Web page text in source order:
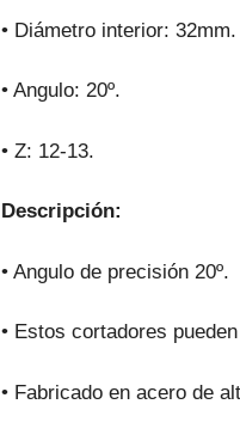
• Diámetro interior: 32mm.
• Angulo: 20º.
• Z: 12-13.
Descripción:
• Angulo de precisión 20º.
• Estos cortadores
• Fabricado en acero de